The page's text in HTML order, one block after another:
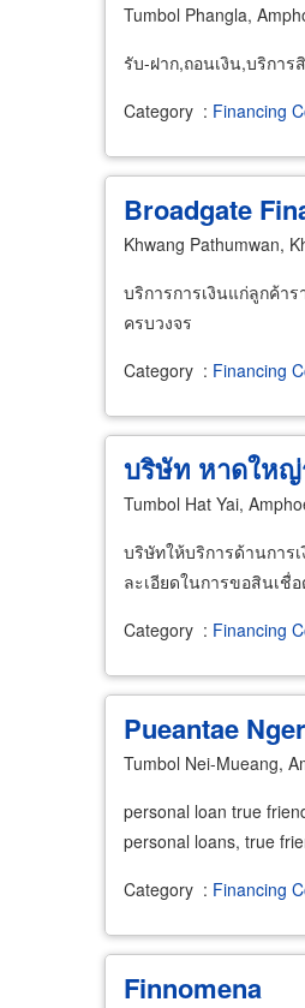
Tumbol Phangla,
รับ-ฝาก,ถอนเงิน,บริกา
Category : Financing
Broadgate
Khwang Pathumwan,
บริการการเงินแก่ลูกค้า
ครบวงจร
Category : Financing
บริษัท หาดให
Tumbol Hat Yai,
บริษัทให้บริการด้านการ
ละเอียดในการขอสินเชื่
Category : Financing
Pueantae
Tumbol Nei-Mueang,
​personal loan true
personal loans, true
Category : Financing
Finnomena